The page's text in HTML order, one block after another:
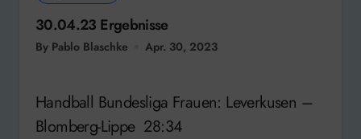
30.04.23 Ergebnisse
By Pablo Blaschke Apr. 30, 2023
Handball Bundesliga Frauen: Leverkusen –
Blomberg-Lippe 28:34